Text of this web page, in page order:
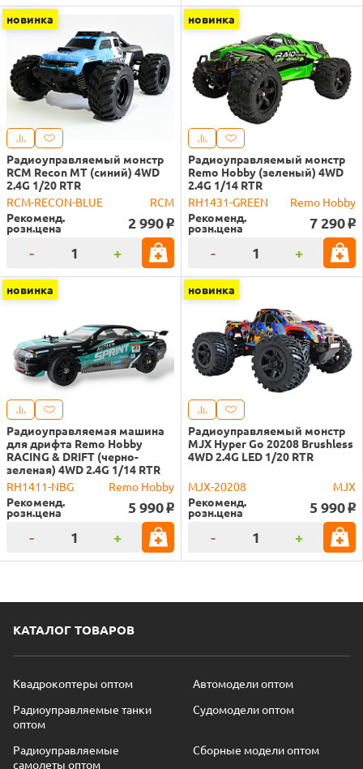
новинка
Радиоуправляемый монстр
RCM Recon MT (синий) 4WD
2.4G 1/20 RTR
RCM-RECON-BLUE
RCM
Рекоменд.
розн.цена 2 990 o
- +
новинка
Радиоуправляемый монстр
Remo Hobby (зеленый) 4WD
2.4G 1/14 RTR
RH1431-GREEN
Remo Hobby
Рекоменд.
розн.цена 7 290 o
- +
новинка
Радиоуправляемая машина
для дрифта Remo Hobby
RACING & DRIFT (черно-
зеленая) 4WD 2.4G 1/14 RTR
RH1411-NBG
Remo Hobby
Рекоменд.
розн.цена 5 990 o
- +
новинка
Радиоуправляемый монстр
MJX Hyper Go 20208 Brushless
4WD 2.4G LED 1/20 RTR
MJX-20208
MJX
Рекоменд.
розн.цена 5 990 o
- +
КАТАЛОГ ТОВАРОВ
Квадрокоптеры оптом
Автомодели оптом
Радиоуправляемые танки
оптом
Судомодели оптом
Радиоуправляемые
самолеты оптом
Сборные модели оптом